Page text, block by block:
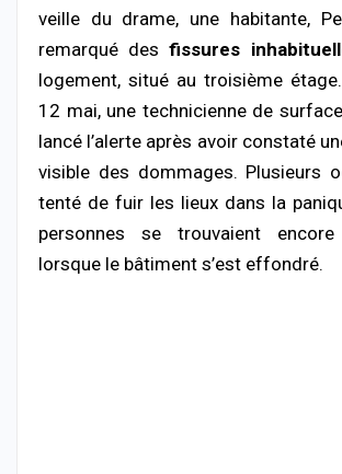
veille du drame, une habitante,
remarqué desfissures
logement, situé au troisième étage.
12 mai, une technicienne de surface
lancé l’alerte après avoir constaté
visible des dommages. Plusieurs
tenté de fuir les lieux dans la
personnes se trouvaient encore
lorsque le bâtiment s’est effondré.